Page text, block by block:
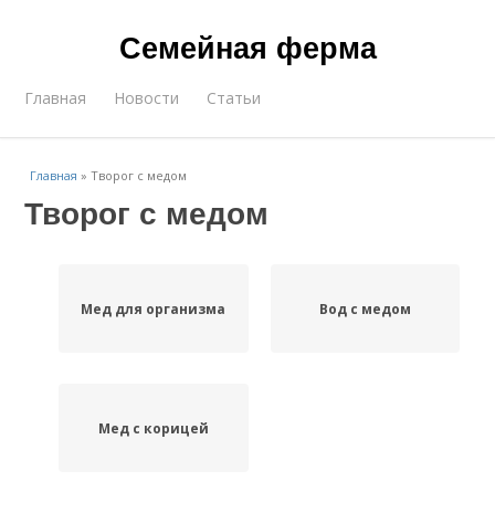
Семейная ферма
Главная Новости Статьи
Главная »Творог с медом
Творог с медом
Мед для организма Вод с медом
Мед с корицей